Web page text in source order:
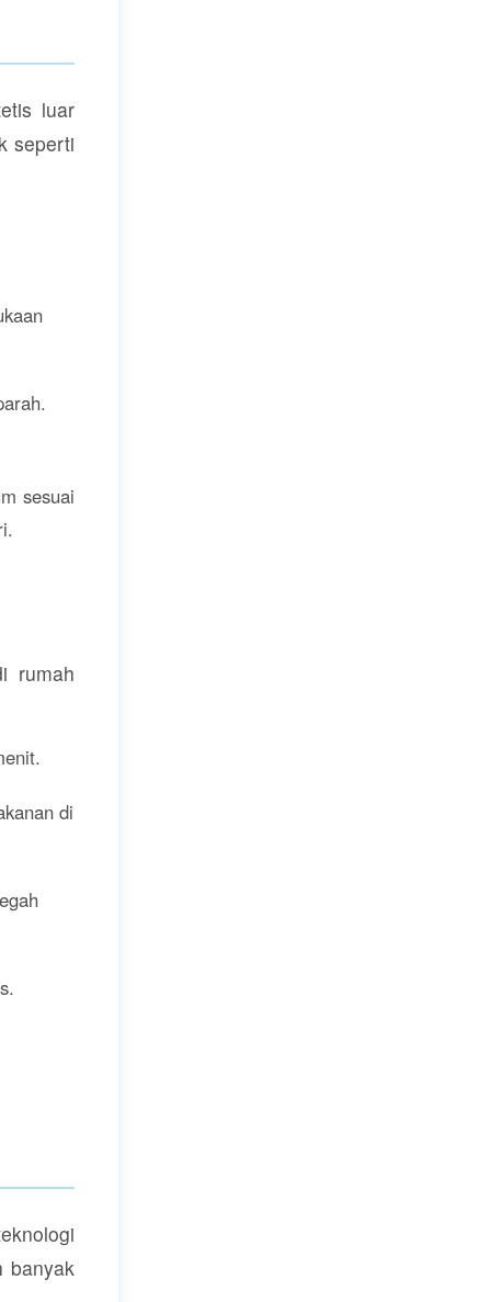
luar
seperti
sesuai
rumah
di
banyak